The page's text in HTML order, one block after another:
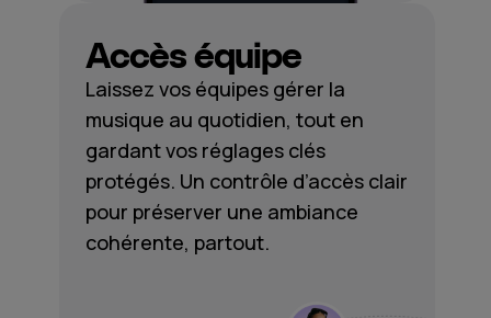
Accès équipe
Laissez vos équipes gérer la
musique au quotidien, tout en
gardant vos réglages clés
protégés. Un contrôle d’accès clair
pour préserver une ambiance
cohérente, partout.